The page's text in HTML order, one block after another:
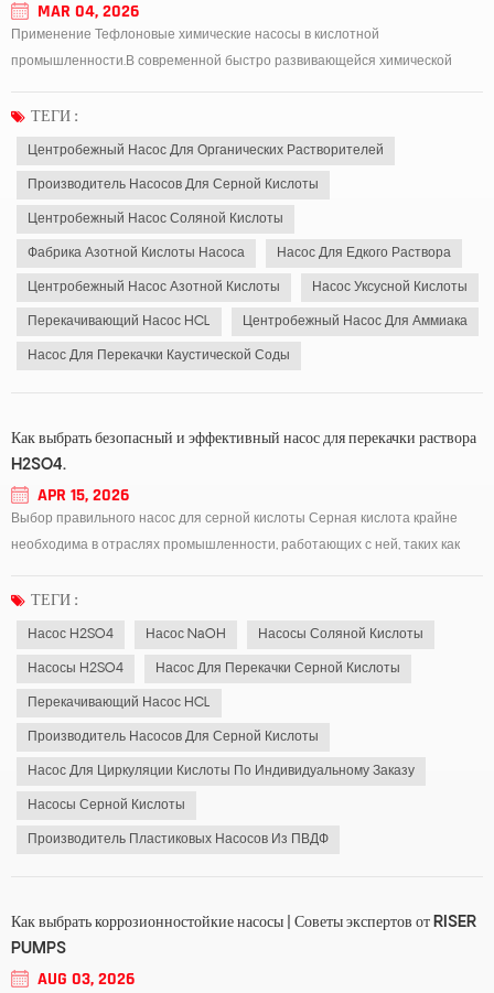
MAR 04, 2026
Применение Тефлоновые химические насосы в кислотной
промышленности.В современной быстро развивающейся химической
значение. завод по производству насосов для азотной кислоты Это
крайне важно для обеспечения безопасной, стабильной и долгоср...
ТЕГИ :
Центробежный Насос Для Органических Растворителей
Производитель Насосов Для Серной Кислоты
Центробежный Насос Соляной Кислоты
Фабрика Азотной Кислоты Насоса Насос Для Едкого Раствора
Центробежный Насос Азотной Кислоты Насос Уксусной Кислоты
Перекачивающий Насос HCL Центробежный Насос Для Аммиака
Насос Для Перекачки Каустической Соды
Как выбрать безопасный и эффективный насос для перекачки раствора
H2SO4.
APR 15, 2026
Выбор правильного насос для серной кислоты Серная кислота крайне
необходима в отраслях промышленности, работающих с ней, таких как
производство удобрений и очистка сточных вод. Серная кислота обладает
ТЕГИ :
Насос H2SO4 Насос NaOH Насосы Соляной Кислоты
Насосы H2SO4 Насос Для Перекачки Серной Кислоты
Перекачивающий Насос HCL
Производитель Насосов Для Серной Кислоты
Насос Для Циркуляции Кислоты По Индивидуальному Заказу
Насосы Серной Кислоты
Производитель Пластиковых Насосов Из ПВДФ
Как выбрать коррозионностойкие насосы | Советы экспертов от RISER
PUMPS
AUG 03, 2026